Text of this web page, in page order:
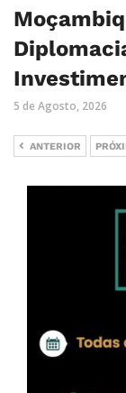
5 de Agosto, 2026
ANTERIOR